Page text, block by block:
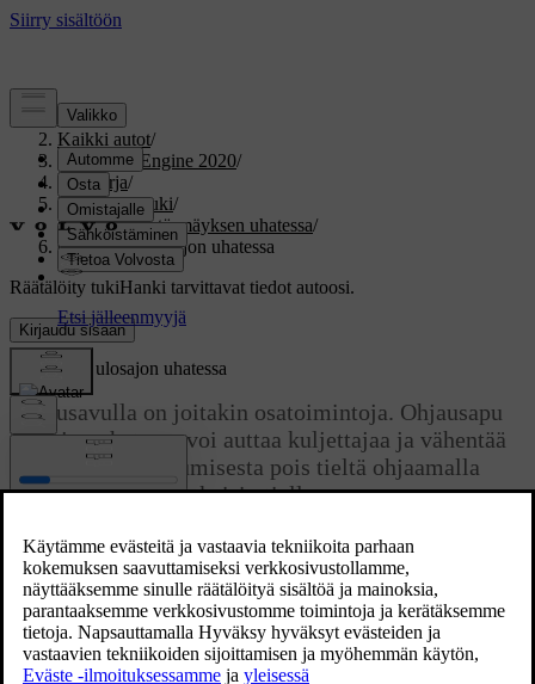
Tuki/
Kaikki autot/
V60 Twin Engine 2020/
Ohjekirja/
Kuljettajan tuki/
Ohjausapu törmäyksen uhatessa/
Ohjausapu ulosajon uhatessa
Räätälöity tukiHanki tarvittavat tiedot autoosi.
Kirjaudu sisään
Päivitetty 19.03.2020
Ohjausapu ulosajon uhatessa
Ohjausavulla on joitakin osatoimintoja. Ohjausapu
ulosajon uhatessa voi auttaa kuljettajaa ja vähentää
riskiä auton ajautumisesta pois tieltä ohjaamalla
autoa aktiivisesti takaisin tielle.
Toiminnolla on kaksi aktivoitumistasoa:
Vain ohjausapu
Ohjausapu ja jarrutus
Vain ohjausapu